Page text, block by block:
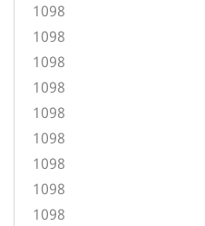
1098
1098
1098
1098
1098
1098
1098
1098
1098